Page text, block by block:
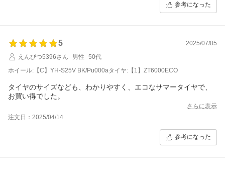
参考になった
5
2025/07/05
えんぴつ5396さん
男性
50代
ホイール:【C】YH-S25V BK/Pu000aタイヤ:【1】ZT6000ECO
タイヤのサイズなども、わかりやすく、エコなサマータイヤで、
お買い得でした。
さらに表示
注文日：2025/04/14
参考になった